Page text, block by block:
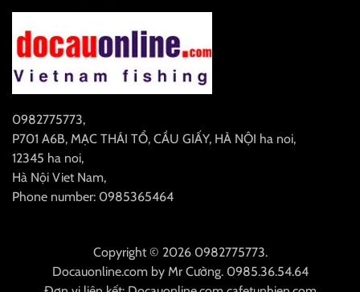
0982775773,
P701 A6B, MẠC THÁI TỔ, CẦU GIẤY, HÀ NỘI ha noi,
12345 ha noi,
Hà Nội Viet Nam,
Phone number: 0985365464
Copyright © 2026 0982775773.
Docauonline.comby Mr Cường. 0985.36.54.64